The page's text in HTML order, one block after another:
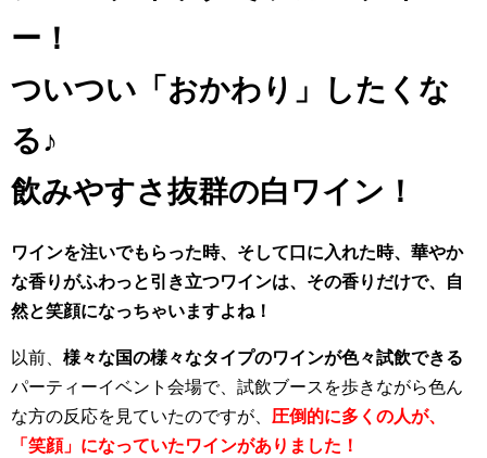
ー！
ついつい「おかわり」したくな
る♪
飲みやすさ抜群の白ワイン！
ワインを注いでもらった時、そして口に入れた時、華やか
な香りがふわっと引き立つワインは、その香りだけで、自
然と笑顔になっちゃいますよね！
以前、 様々な国の様々なタイプのワインが色々試飲できる
パーティーイベント会場で、試飲ブースを歩きながら色ん
な方の反応を見ていたのですが、 圧倒的に多くの人が、
「笑顔」になっていたワインがありました！